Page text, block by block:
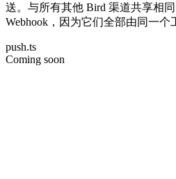
送。与所有其他 Bird 渠道共享相
Webhook，因为它们全部由同一个
push.ts
Coming soon